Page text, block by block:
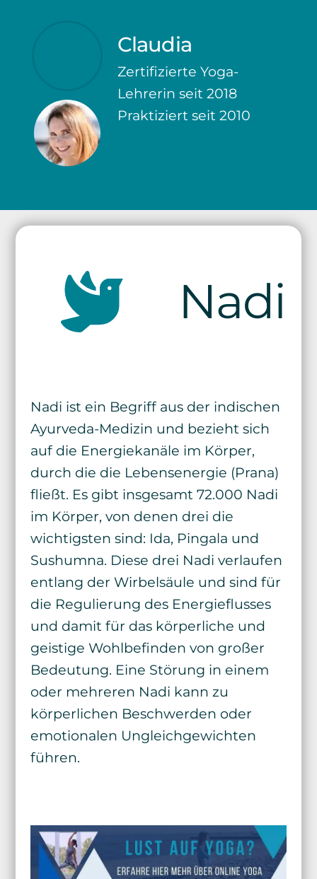
Claudia
Zertifizierte Yoga-
Lehrerin seit 2018
Praktiziert seit 2010
Nadi
Nadi ist ein Begriff aus der indischen
Ayurveda-Medizin und bezieht sich
auf die Energiekanäle im Körper,
durch die die Lebensenergie (Prana)
fließt. Es gibt insgesamt 72.000 Nadi
im Körper, von denen drei die
wichtigsten sind: Ida, Pingala und
Sushumna. Diese drei Nadi verlaufen
entlang der Wirbelsäule und sind für
die Regulierung des Energieflusses
und damit für das körperliche und
geistige Wohlbefinden von großer
Bedeutung. Eine Störung in einem
oder mehreren Nadi kann zu
körperlichen Beschwerden oder
emotionalen Ungleichgewichten
führen.